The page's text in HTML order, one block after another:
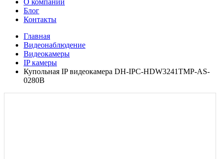
О компании
Блог
Контакты
Главная
Видеонаблюдение
Видеокамеры
IP камеры
Купольная IP видеокамера DH-IPC-HDW3241TMP-AS-
0280B